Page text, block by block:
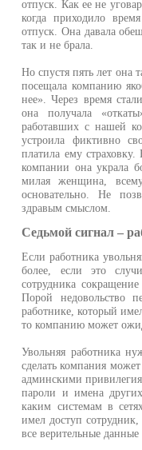
отпуск. Как ее не
когда приходило
отпуск. Она давала
так и не брала.
Но спустя пять лет она
посещала компанию
нее». Через время
она получала
работавших с нашей
устроила фиктивно
платила ему страховку.
компании она украла
милая женщина, всему
основательно. Не
здравым смыслом.
Седьмой сигнал –
Если работника
более, если это
сотрудника
Порой недовольство
работнике, который
то компанию может
Увольняя работника
сделать компания
админскими
пароли и имена
каким системам в
имел доступ
все верительные